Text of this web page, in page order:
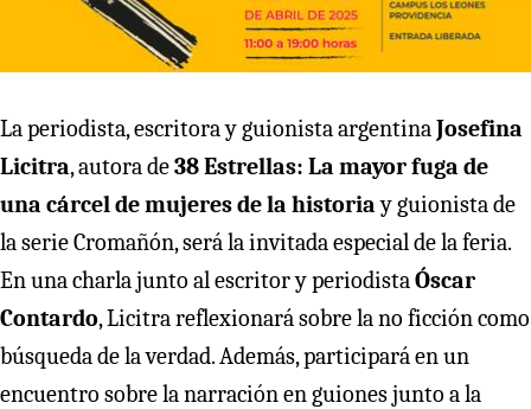
La periodista, escritora y guionista argentinaJosefina
Licitra, autora de38 Estrellas: La mayor fuga de
una cárcel de mujeres de la historiay guionista de
la serie Cromañón, será la invitada especial de la feria.
En una charla junto al escritor y periodistaÓscar
Contardo, Licitra reflexionará sobre la no ficción como
búsqueda de la verdad. Además, participará en un
encuentro sobre la narración en guiones junto a la